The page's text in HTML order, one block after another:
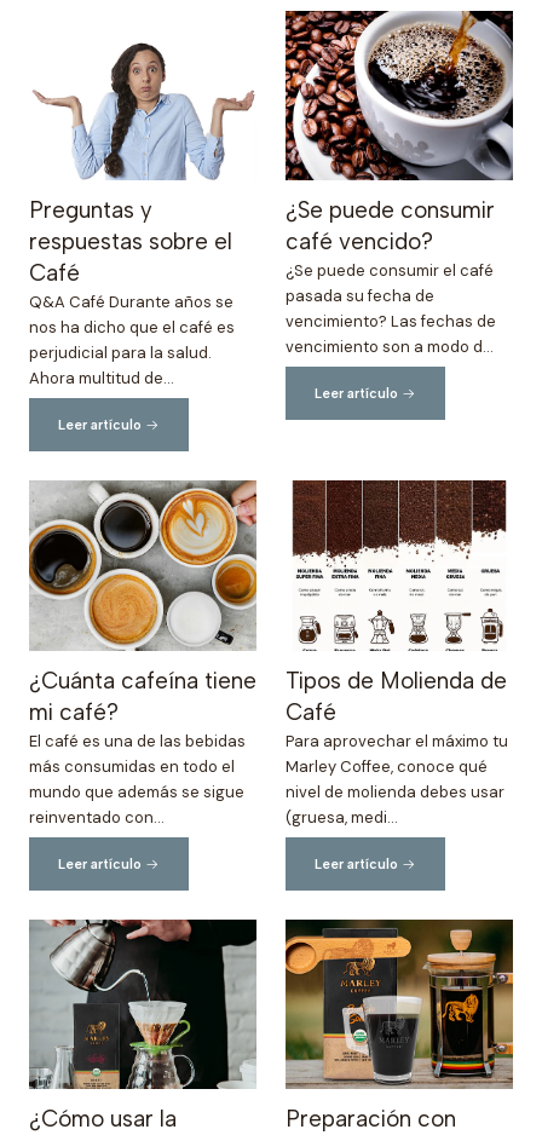
Preguntas y
respuestas sobre el
Café
Q&A Café Durante años se
nos ha dicho que el café es
perjudicial para la salud.
Ahora multitud de...
Leer artículo
¿Se puede consumir
café vencido?
¿Se puede consumir el café
pasada su fecha de
vencimiento? Las fechas de
vencimiento son a modo d...
Leer artículo
¿Cuánta cafeína tiene
mi café?
El café es una de las bebidas
más consumidas en todo el
mundo que además se sigue
reinventado con...
Leer artículo
Tipos de Molienda de
Café
Para aprovechar el máximo tu
Marley Coffee, conoce qué
nivel de molienda debes usar
(gruesa, medi...
Leer artículo
¿Cómo usar la
Preparación con